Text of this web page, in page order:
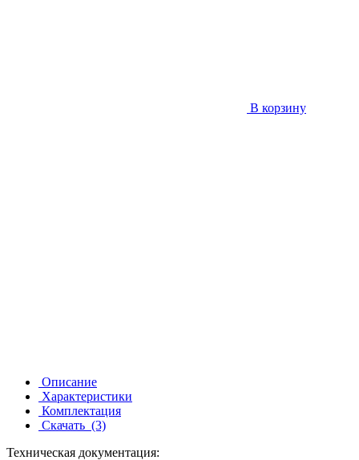
В корзину
Описание
Характеристики
Комплектация
Скачать (3)
Техническая документация: